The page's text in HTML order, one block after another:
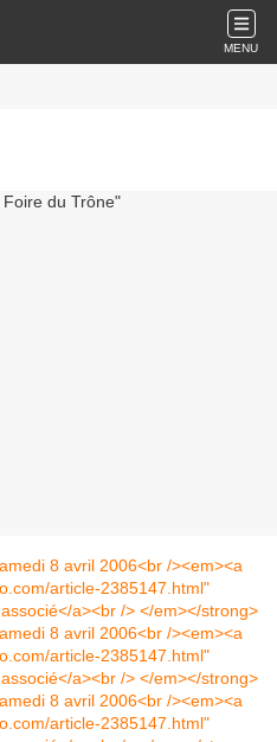
MENU